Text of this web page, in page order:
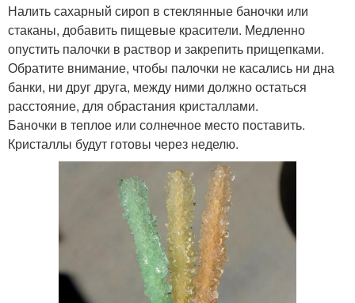
Налить сахарный сироп в стеклянные баночки или
стаканы, добавить пищевые красители. Медленно
опустить палочки в раствор и закрепить прищепками.
Обратите внимание, чтобы палочки не касались ни дна
банки, ни друг друга, между ними должно остаться
расстояние, для обрастания кристаллами.
Баночки в теплое или солнечное место поставить.
Кристаллы будут готовы через неделю.